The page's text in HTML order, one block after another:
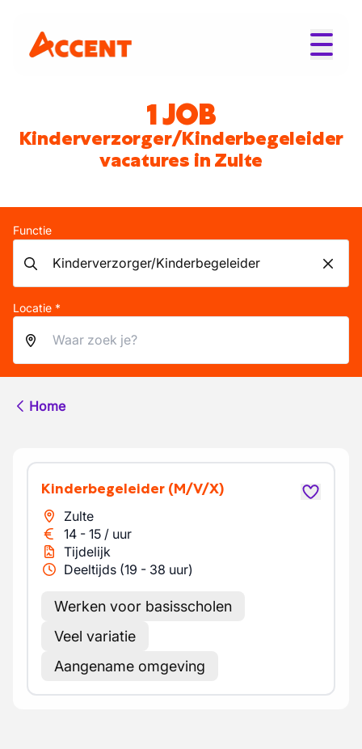
1 JOB
Kinderverzorger/Kinderbegeleider
vacatures in Zulte
Functie
Locatie *
Home
Kinderbegeleider (M/V/X)
Zulte
14 - 15 / uur
Tijdelijk
Deeltijds (19 - 38 uur)
Werken voor basisscholen
Veel variatie
Aangename omgeving